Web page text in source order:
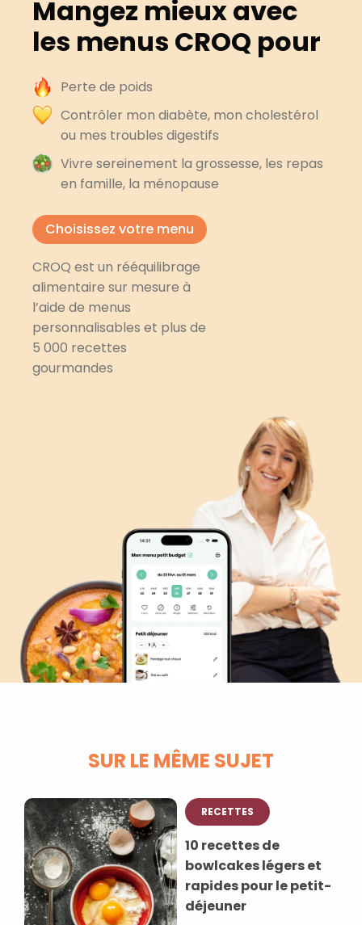
Mangez mieux avec
les menus CROQ pour
Perte de poids
Contrôler mon diabète, mon cholestérol
ou mes troubles digestifs
Vivre sereinement la grossesse, les repas
en famille, la ménopause
Choisissez votre menu
CROQ est un rééquilibrage
alimentaire sur mesure à
l’aide de menus
personnalisables et plus de
5 000 recettes
gourmandes
SUR LE MÊME SUJET
RECETTES
10 recettes de
bowlcakes légers et
rapides pour le petit-
déjeuner